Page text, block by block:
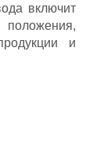
включит
и